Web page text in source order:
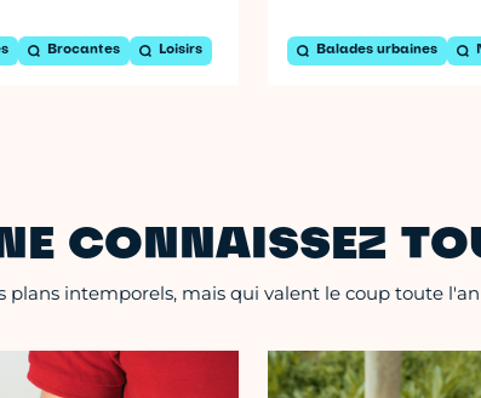
Brocantes Loisirs Balades urbaines
CONNAISSEZ
plans intemporels, mais qui valent le coup toute